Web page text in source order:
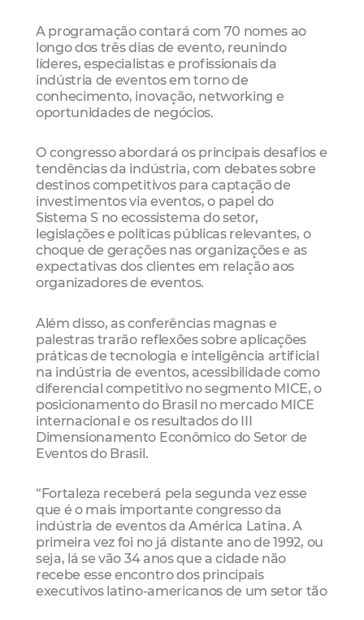
A programação contará com 70 nomes ao
longo dos três dias de evento, reunindo
líderes, especialistas e profissionais da
indústria de eventos em torno de
conhecimento, inovação, networking e
oportunidades de negócios.
O congresso abordará os principais desafios e
tendências da indústria, com debates sobre
destinos competitivos para captação de
investimentos via eventos, o papel do
Sistema S no ecossistema do setor,
legislações e políticas públicas relevantes, o
choque de gerações nas organizações e as
expectativas dos clientes em relação aos
organizadores de eventos.
Além disso, as conferências magnas e
palestras trarão reflexões sobre aplicações
práticas de tecnologia e inteligência artificial
na indústria de eventos, acessibilidade como
diferencial competitivo no segmento MICE, o
posicionamento do Brasil no mercado MICE
internacional e os resultados do III
Dimensionamento Econômico do Setor de
Eventos do Brasil.
“Fortaleza receberá pela segunda vez esse
que é o mais importante congresso da
indústria de eventos da América Latina. A
primeira vez foi no já distante ano de 1992, ou
seja, lá se vão 34 anos que a cidade não
recebe esse encontro dos principais
executivos latino-americanos de um setor tão